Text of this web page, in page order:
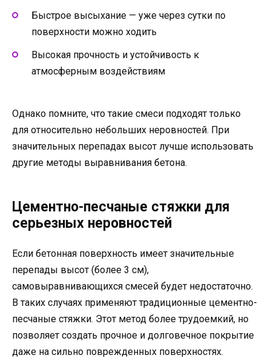
Быстрое высыхание — уже через сутки по
поверхности можно ходить
Высокая прочность и устойчивость к
атмосферным воздействиям
Однако помните, что такие смеси подходят только
для относительно небольших неровностей. При
значительных перепадах высот лучше использовать
другие методы выравнивания бетона.
Цементно-песчаные стяжки для
серьезных неровностей
Если бетонная поверхность имеет значительные
перепады высот (более 3 см),
самовыравнивающихся смесей будет недостаточно.
В таких случаях применяют традиционные цементно-
песчаные стяжки. Этот метод более трудоемкий, но
позволяет создать прочное и долговечное покрытие
даже на сильно поврежденных поверхностях.